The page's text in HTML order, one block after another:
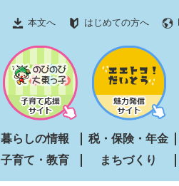
本文へ はじめての方へ
暮らしの情報 税・保険・年金
子育て・教育
まちづくり